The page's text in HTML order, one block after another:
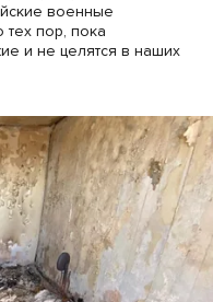
военные
тех пор, пока
и не целятся в наших